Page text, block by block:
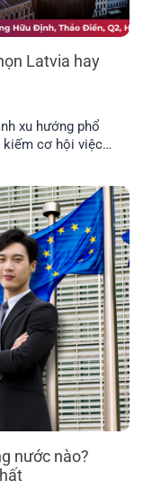
Latvia hay
xu hướng phổ
kiếm cơ hội việc
địa điểm đều có
phù hợp nhất với
nước nào?